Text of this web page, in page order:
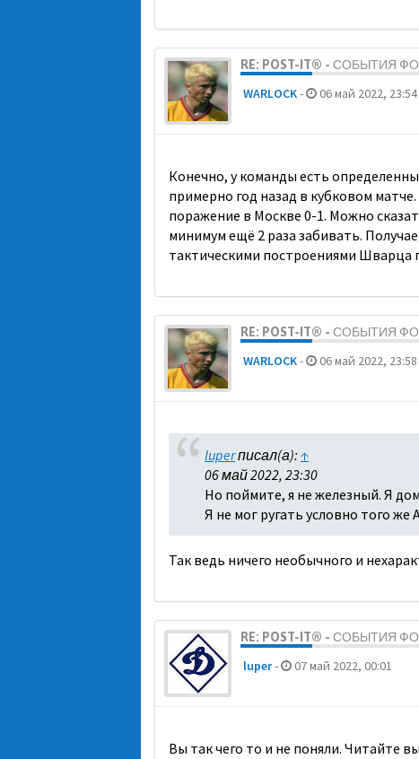
RE: POST-IT® - СОБЫТИЯ
WARLOCK- 06 май 2022, 23:54
Конечно, у команды есть
примерно год назад в кубковом
поражение в Москве 0-1. Можно
минимум ещё 2 раза забивать.
тактическими построениями Шварца
RE: POST-IT® - СОБЫТИЯ
WARLOCK- 06 май 2022, 23:58
luperписал(а): ↑
06 май 2022, 23:30
Но поймите, я не железный. Я
Я не мог ругать условно того
Так ведь ничего необычного и
RE: POST-IT® - СОБЫТИЯ
luper- 07 май 2022, 00:01
Вы так чего то и не поняли. Читайте